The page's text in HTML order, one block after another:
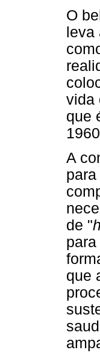
O
vida
que
A
de "
que